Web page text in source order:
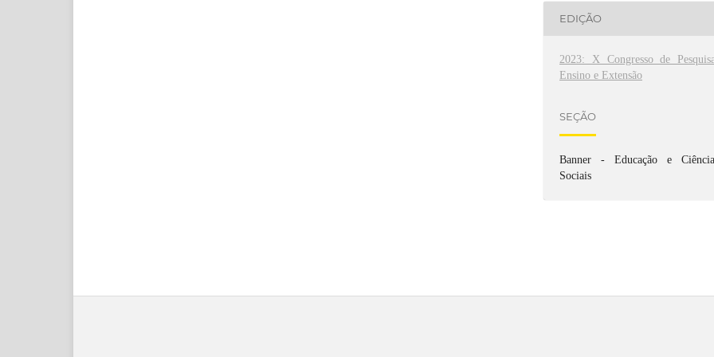
EDIÇÃO
2023: X Congresso de
Ensino e Extensão
SEÇÃO
Banner - Educação e
Sociais